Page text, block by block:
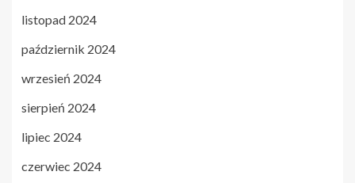
listopad 2024
październik 2024
wrzesień 2024
sierpień 2024
lipiec 2024
czerwiec 2024